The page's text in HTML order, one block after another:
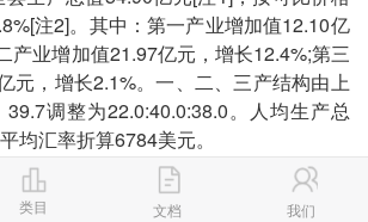
注2]。其中：第一产业增加值12.10亿
产业增加值21.97亿元，增长12.4%;第三
元，增长2.1%。一、二、三产结构由上
调整为22.0:40.0:38.0。人均生产总
均汇率折算6784美元。
类目 文档 我们